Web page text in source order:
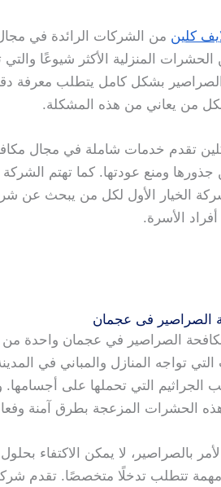
كلين من الشركات الرائدة في
الحشرات المنزلية الأكثر شيوعًا
بشكل كامل يتطلب معرفة
لكل من يعاني من هذه المشكلة.
تقدم خدمات شاملة في مجال
جذورها ومنع عودتها. كما تهتم
الخيار الأول لكل من يبحث
الأسرة.
الصراصير فى عجمان
الصراصير في عجمان واحدة
التي تواجه المنازل والمباني في
الجراثيم التي تحملها على
الحشرات المزعجة بطرق آمنة
بالصراصير، لا يمكن الاكتفاء
تتطلب تدخلًا متخصصًا. تقدم